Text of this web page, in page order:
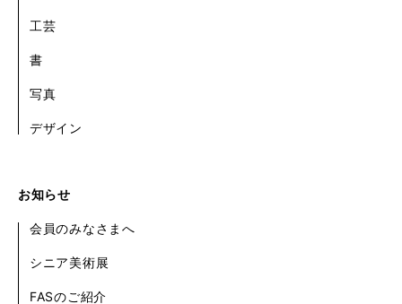
工芸
書
写真
デザイン
お知らせ
会員のみなさまへ
シニア美術展
FASのご紹介